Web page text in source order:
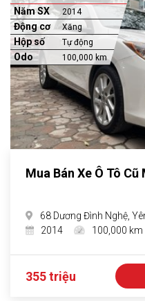
Năm SX 2014
Động cơ Xăng
Hộp số Tự động
Odo 100,000 km
Mua Bán Xe Ô Tô
68 Dương Đình Nghệ,
2014
100,000 km
355 triệu